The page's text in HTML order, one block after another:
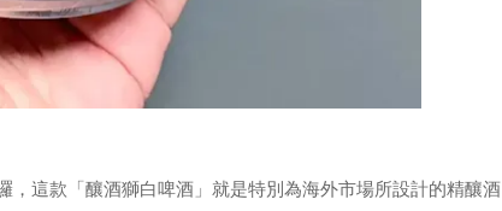
這款「釀酒獅白啤酒」就是特別為海外市場所設計的精釀酒